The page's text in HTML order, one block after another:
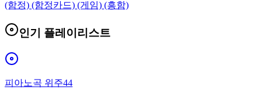
(함정) (함정카드) (게임) (흥함)
인기 플레이리스트
피아노곡 위주44